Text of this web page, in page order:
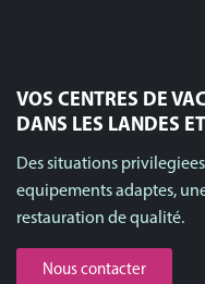
VOS CENTRES DE
DANS LES LANDES
Des situations
equipements adaptes,
restauration de qualité.
Nous contacter